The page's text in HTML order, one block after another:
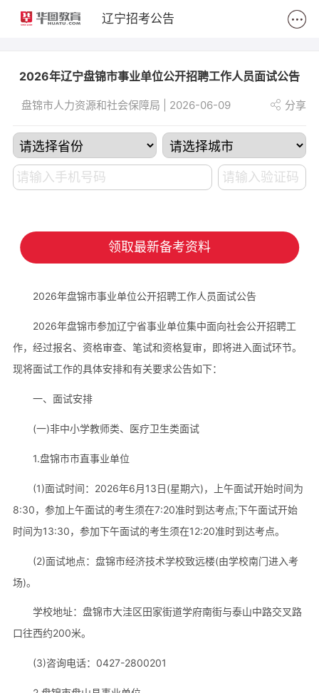
辽宁招考公告
2026年辽宁盘锦市事业单位公开招聘工作人员面试公告
盘锦市人力资源和社会保障局 | 2026-06-09 分享
领取最新备考资料
2026年盘锦市事业单位公开招聘工作人员面试公告
2026年盘锦市参加辽宁省事业单位集中面向社会公开招聘工
作，经过报名、资格审查、笔试和资格复审，即将进入面试环节。
现将面试工作的具体安排和有关要求公告如下：
一、面试安排
(一)非中小学教师类、医疗卫生类面试
1.盘锦市市直事业单位
(1)面试时间：2026年6月13日(星期六)，上午面试开始时间为
8:30，参加上午面试的考生须在7:20准时到达考点;下午面试开始
时间为13:30，参加下午面试的考生须在12:20准时到达考点。
(2)面试地点：盘锦市经济技术学校致远楼(由学校南门进入考
场)。
学校地址：盘锦市大洼区田家街道学府南街与泰山中路交叉路
口往西约200米。
(3)咨询电话：0427-2800201